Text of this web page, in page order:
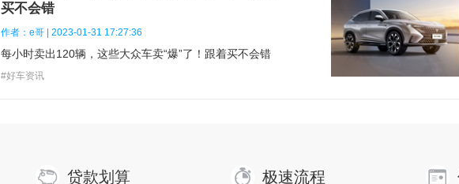
买不会错
作者：e哥 | 2023-01-31 17:27:36
每小时卖出120辆，这些大众车卖“爆”了！跟着买不会错
#好车资讯
贷款划算 极速流程